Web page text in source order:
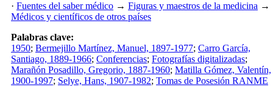
· Fuentes del saber médico → Figuras y maestros de la medicina →
Médicos y científicos de otros países
Palabras clave:
1950; Bermejillo Martínez, Manuel, 1897-1977; Carro García,
Santiago, 1889-1966; Conferencias; Fotografías digitalizadas;
Marañón Posadillo, Gregorio, 1887-1960; Matilla Gómez, Valentín,
1900-1997; Selye, Hans, 1907-1982; Tomas de Posesión RANME